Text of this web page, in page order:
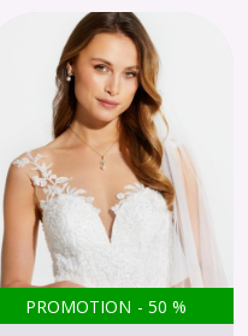
PROMOTION - 50 %